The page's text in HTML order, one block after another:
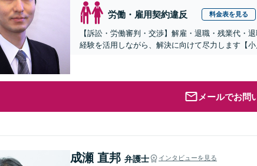
労働・雇用契約違反 料金表を見る
【訴訟・労働審判・交渉】解雇・退職・残業代・
経験を活用しながら、解決に向けて尽力します【
メールでお問
成瀬 直邦 弁護士 インタビューを見る